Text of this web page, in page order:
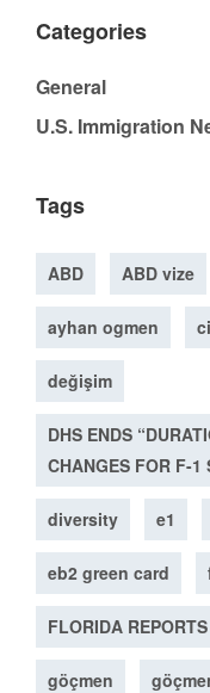
Categories
General
U.S. Immigration
Tags
ABD ABD vize
ayhan ogmen
değişim
DHS ENDS
CHANGES FOR F-1
diversity e1
eb2 green card
FLORIDA
göçmen